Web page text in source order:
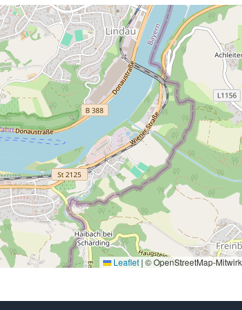
Leaflet | © OpenStreetMap-